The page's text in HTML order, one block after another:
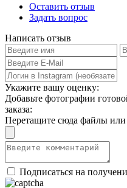
Оставить отзыв
Задать вопрос
Написать отзыв
Укажите вашу оценку:
Добавьте фотографии
заказа:
Перетащите сюда файлы
Подписаться на